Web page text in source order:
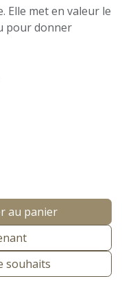
Elle met en valeur le
pour donner
au panier
souhaits